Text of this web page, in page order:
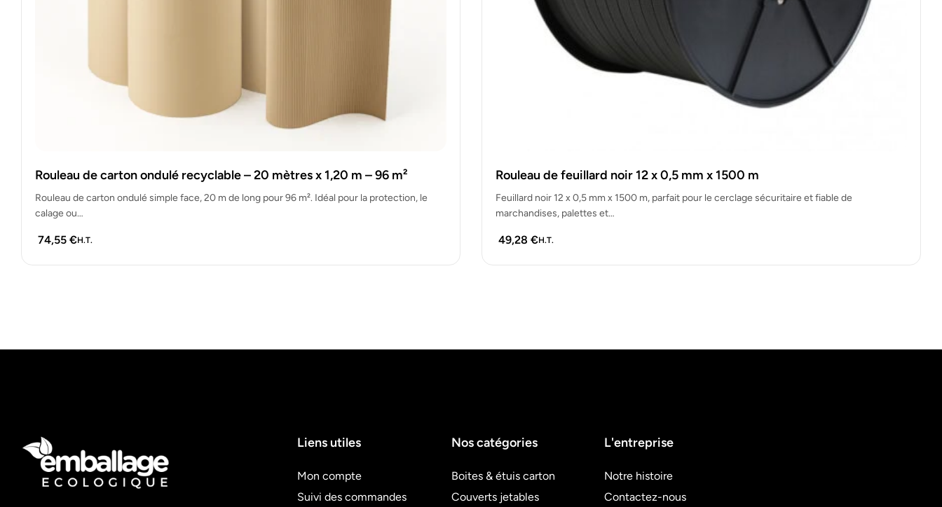
Rouleau de carton ondulé recyclable – 20 mètres x 1,20 m – 96 m²
Rouleau de carton ondulé simple face, 20 m de long pour 96 m². Idéal pour la protection, le
calage ou…
74,55 €H.T.
Rouleau de feuillard noir 12 x 0,5 mm x 1500 m
Feuillard noir 12 x 0,5 mm x 1500 m, parfait pour le cerclage sécuritaire et fiable de
marchandises, palettes et…
49,28 €H.T.
Liens utiles
Mon compte
Suivi des commandes
Nos catégories
Boites & étuis carton
Couverts jetables
L'entreprise
Notre histoire
Contactez-nous